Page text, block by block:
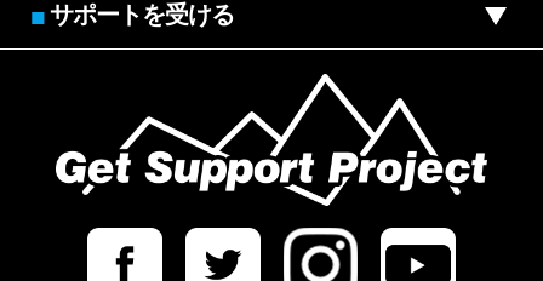
■サポートを受ける